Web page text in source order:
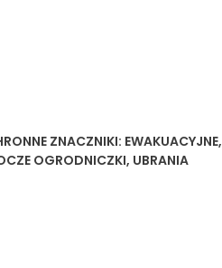
ZNACZNIKI: EWAKUACYJNE,
OGRODNICZKI, UBRANIA